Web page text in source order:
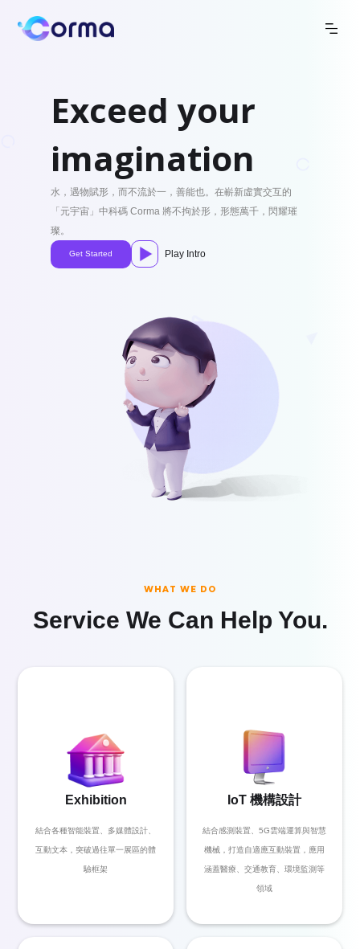
Exceed your
imagination
水，遇物賦形，而不流於一，善能也。在嶄新虛實交互的
「元宇宙」中科碼 Corma 將不拘於形，形態萬千，閃耀璀
璨。
Get Started Play Intro
WHAT WE DO
Service We Can Help You.
Exhibition
結合各種智能裝置、多媒體設計、
互動文本，突破過往單⼀展區的體
驗框架
IoT 機構設計
結合感測裝置、5G雲端運算與智慧
機械，打造自適應互動裝置，應用
涵蓋醫療、交通教育、環境監測等
領域